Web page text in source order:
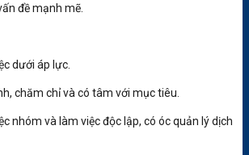
đề mạnh mẽ.
dưới áp lực.
chăm chỉ và có tâm với mục tiêu.
nhóm và làm việc độc lập, có óc quản lý dịch